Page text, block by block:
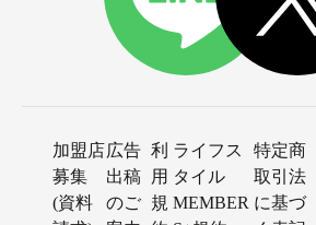
加盟店
募集
(資料
広告
出稿
のご
利
用
規
ライフス
タイル
MEMBER
特定商
取引法
に基づ